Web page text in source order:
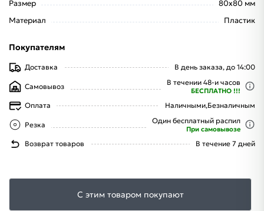
Размер
80х80 мм
Материал
Пластик
Покупателям
Доставка В день заказа, до 14:00
Самовывоз В течении 48-и часов
БЕСПЛАТНО !!!
Оплата Наличными,Безналичным
Резка Один бесплатный распил
При самовывозе
Возврат товаров В течение 7 дней
С этим товаром покупают